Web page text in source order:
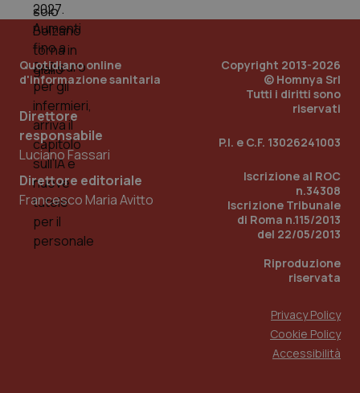
Quotidiano online
d'informazione sanitaria
Direttore
responsabile
Luciano Fassari
Direttore editoriale
Francesco Maria Avitto
Copyright 2013-2026
© Homnya Srl
Tutti i diritti sono
riservati
P.I. e C.F. 13026241003
Iscrizione al ROC
n.34308
Iscrizione Tribunale
di Roma n.115/2013
del 22/05/2013
Riproduzione
riservata
Privacy Policy
Cookie Policy
Accessibilità
PHPSESSID